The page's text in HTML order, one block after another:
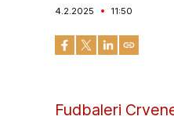
4.2.2025 11:50
Fudbaleri